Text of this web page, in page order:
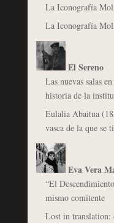
La Iconografía
La Iconografía
El Sereno
Las nuevas salas
historia de la
Eulalia Abaitua
vasca de la que se
Eva Vera
“El
mismo comitente
Lost in translation: